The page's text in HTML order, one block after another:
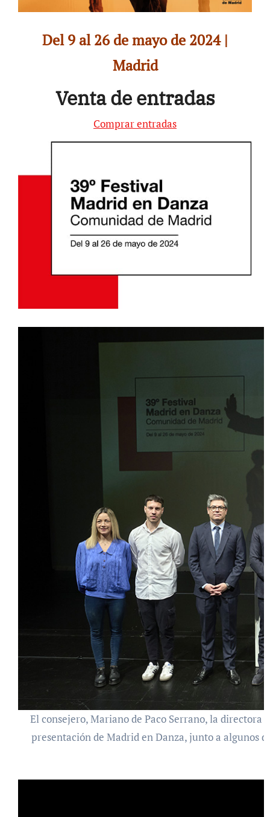
Del 9 al 26 de mayo de 2024 |
Madrid
Venta de entradas
Comprar entradas
El consejero, Mariano de Paco Serrano, la
presentación de Madrid en Danza, junto a algunos